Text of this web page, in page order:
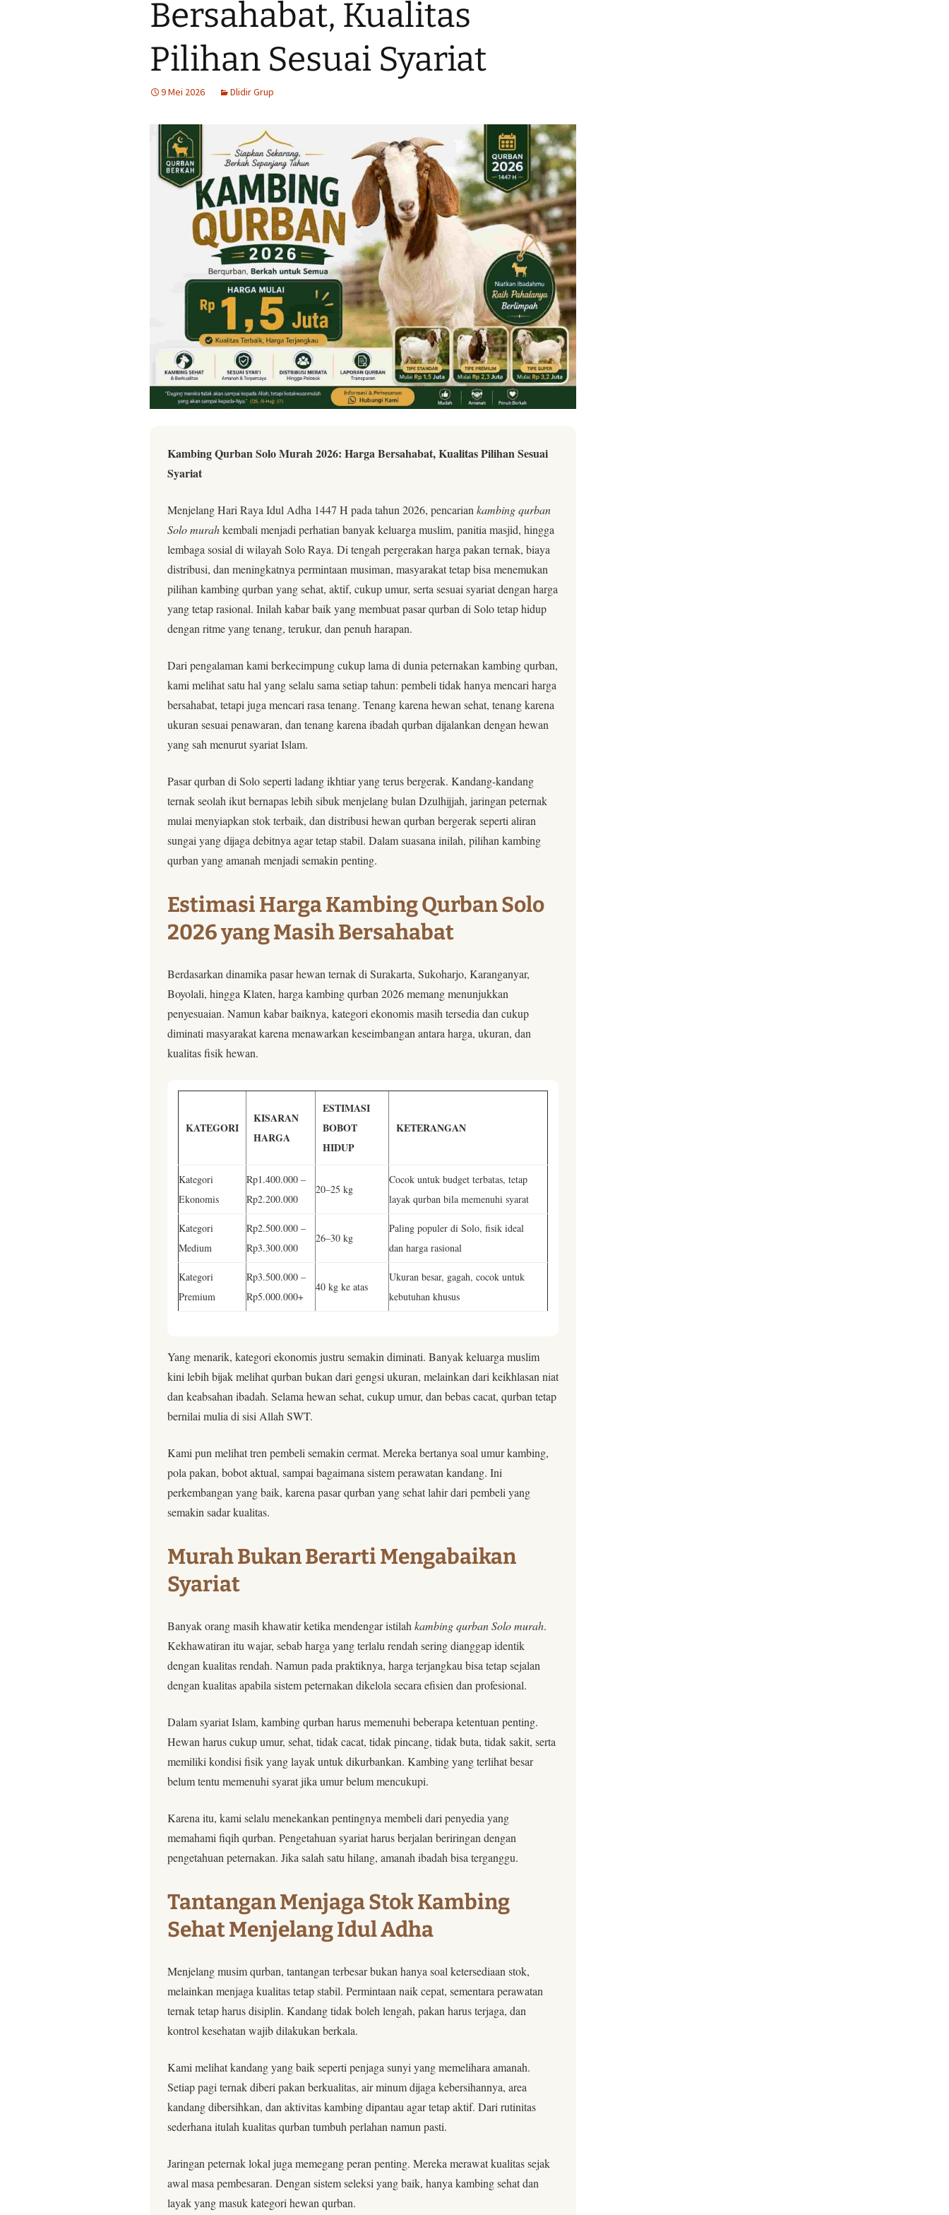
Tempat Makan Ideal
Dekat Masjid Sheikh
Tengkleng solo Bu Jito
Dlidir Klasik Legendaris
Sate Kambing Solo
Sego Gule 10K
Bersahabat, Kualitas
Pilihan Sesuai Syariat
9 Mei 2026 Dlidir Grup
Kambing Qurban Solo Murah 2026: Harga Bersahabat, Kualitas Pilihan Sesuai
Syariat
Menjelang Hari Raya Idul Adha 1447 H pada tahun 2026, pencarian kambing qurban
Solo murahkembali menjadi perhatian banyak keluarga muslim, panitia masjid, hingga
lembaga sosial di wilayah Solo Raya. Di tengah pergerakan harga pakan ternak, biaya
distribusi, dan meningkatnya permintaan musiman, masyarakat tetap bisa menemukan
pilihan kambing qurban yang sehat, aktif, cukup umur, serta sesuai syariat dengan harga
yang tetap rasional. Inilah kabar baik yang membuat pasar qurban di Solo tetap hidup
dengan ritme yang tenang, terukur, dan penuh harapan.
Dari pengalaman kami berkecimpung cukup lama di dunia peternakan kambing qurban,
kami melihat satu hal yang selalu sama setiap tahun: pembeli tidak hanya mencari harga
bersahabat, tetapi juga mencari rasa tenang. Tenang karena hewan sehat, tenang karena
ukuran sesuai penawaran, dan tenang karena ibadah qurban dijalankan dengan hewan
yang sah menurut syariat Islam.
Pasar qurban di Solo seperti ladang ikhtiar yang terus bergerak. Kandang-kandang
ternak seolah ikut bernapas lebih sibuk menjelang bulan Dzulhijjah, jaringan peternak
mulai menyiapkan stok terbaik, dan distribusi hewan qurban bergerak seperti aliran
sungai yang dijaga debitnya agar tetap stabil. Dalam suasana inilah, pilihan kambing
qurban yang amanah menjadi semakin penting.
Estimasi Harga Kambing Qurban Solo
2026 yang Masih Bersahabat
Berdasarkan dinamika pasar hewan ternak di Surakarta, Sukoharjo, Karanganyar,
Boyolali, hingga Klaten, harga kambing qurban 2026 memang menunjukkan
penyesuaian. Namun kabar baiknya, kategori ekonomis masih tersedia dan cukup
diminati masyarakat karena menawarkan keseimbangan antara harga, ukuran, dan
kualitas fisik hewan.
KATEGORI
KISARAN
HARGA
ESTIMASI
BOBOT
HIDUP
KETERANGAN
Kategori
Ekonomis
Rp1.400.000 –
Rp2.200.000
20–25 kg
Cocok untuk budget terbatas, tetap
layak qurban bila memenuhi syarat
Kategori
Medium
Rp2.500.000 –
Rp3.300.000
26–30 kg
Paling populer di Solo, fisik ideal
dan harga rasional
Kategori
Premium
Rp3.500.000 –
Rp5.000.000+
40 kg ke atas
Ukuran besar, gagah, cocok untuk
kebutuhan khusus
Yang menarik, kategori ekonomis justru semakin diminati. Banyak keluarga muslim
kini lebih bijak melihat qurban bukan dari gengsi ukuran, melainkan dari keikhlasan niat
dan keabsahan ibadah. Selama hewan sehat, cukup umur, dan bebas cacat, qurban tetap
bernilai mulia di sisi Allah SWT.
Kami pun melihat tren pembeli semakin cermat. Mereka bertanya soal umur kambing,
pola pakan, bobot aktual, sampai bagaimana sistem perawatan kandang. Ini
perkembangan yang baik, karena pasar qurban yang sehat lahir dari pembeli yang
semakin sadar kualitas.
Murah Bukan Berarti Mengabaikan
Syariat
Banyak orang masih khawatir ketika mendengar istilah kambing qurban Solo murah.
Kekhawatiran itu wajar, sebab harga yang terlalu rendah sering dianggap identik
dengan kualitas rendah. Namun pada praktiknya, harga terjangkau bisa tetap sejalan
dengan kualitas apabila sistem peternakan dikelola secara efisien dan profesional.
Dalam syariat Islam, kambing qurban harus memenuhi beberapa ketentuan penting.
Hewan harus cukup umur, sehat, tidak cacat, tidak pincang, tidak buta, tidak sakit, serta
memiliki kondisi fisik yang layak untuk dikurbankan. Kambing yang terlihat besar
belum tentu memenuhi syarat jika umur belum mencukupi.
Karena itu, kami selalu menekankan pentingnya membeli dari penyedia yang
memahami fiqih qurban. Pengetahuan syariat harus berjalan beriringan dengan
pengetahuan peternakan. Jika salah satu hilang, amanah ibadah bisa terganggu.
Tantangan Menjaga Stok Kambing
Sehat Menjelang Idul Adha
Menjelang musim qurban, tantangan terbesar bukan hanya soal ketersediaan stok,
melainkan menjaga kualitas tetap stabil. Permintaan naik cepat, sementara perawatan
ternak tetap harus disiplin. Kandang tidak boleh lengah, pakan harus terjaga, dan
kontrol kesehatan wajib dilakukan berkala.
Kami melihat kandang yang baik seperti penjaga sunyi yang memelihara amanah.
Setiap pagi ternak diberi pakan berkualitas, air minum dijaga kebersihannya, area
kandang dibersihkan, dan aktivitas kambing dipantau agar tetap aktif. Dari rutinitas
sederhana itulah kualitas qurban tumbuh perlahan namun pasti.
Jaringan peternak lokal juga memegang peran penting. Mereka merawat kualitas sejak
awal masa pembesaran. Dengan sistem seleksi yang baik, hanya kambing sehat dan
layak yang masuk kategori hewan qurban.